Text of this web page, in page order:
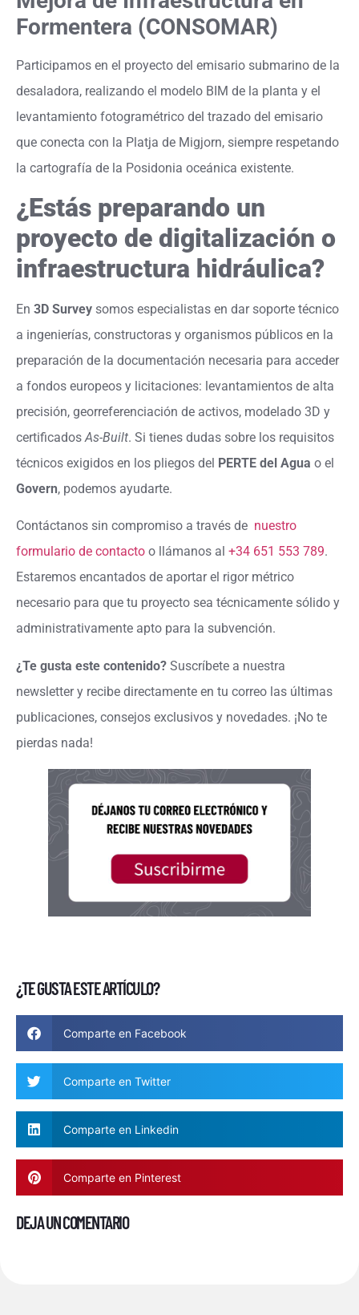
Formentera (CONSOMAR)
Participamos en el proyecto del emisario submarino de la
desaladora, realizando el modelo BIM de la planta y el
levantamiento fotogramétrico del trazado del emisario
que conecta con la Platja de Migjorn, siempre respetando
la cartografía de la Posidonia oceánica existente.
¿Estás preparando un
proyecto de digitalización o
infraestructura hidráulica?
En 3D Survey somos especialistas en dar soporte técnico
a ingenierías, constructoras y organismos públicos en la
preparación de la documentación necesaria para acceder
a fondos europeos y licitaciones: levantamientos de alta
precisión, georreferenciación de activos, modelado 3D y
certificadosAs-Built. Si tienes dudas sobre los requisitos
técnicos exigidos en los pliegos del PERTE del Agua o el
Govern, podemos ayudarte.
Contáctanos sin compromiso a través de nuestro
formulario de contacto o llámanos al +34 651 553 789.
Estaremos encantados de aportar el rigor métrico
necesario para que tu proyecto sea técnicamente sólido y
administrativamente apto para la subvención.
¿Te gusta este contenido? Suscríbete a nuestra
newsletter y recibe directamente en tu correo las últimas
publicaciones, consejos exclusivos y novedades. ¡No te
pierdas nada!
¿TE GUSTA ESTE ARTÍCULO?
Comparte en Facebook
Comparte en Twitter
Comparte en Linkedin
Comparte en Pinterest
DEJA UN COMENTARIO